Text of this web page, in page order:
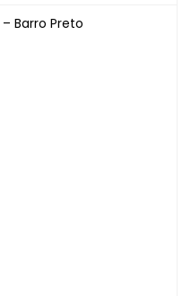
Barro Preto